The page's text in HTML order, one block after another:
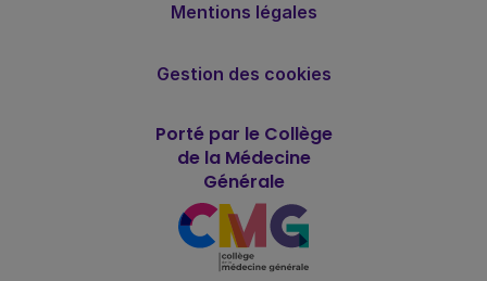
Mentions légales
Gestion des cookies
Porté par le Collège
de la Médecine
Générale